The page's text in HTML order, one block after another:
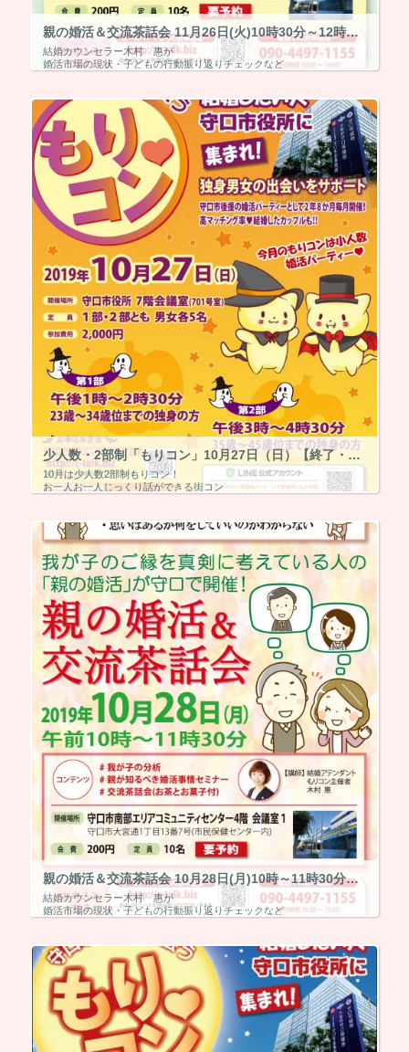
親の婚活＆交流茶話会 11月26日(火)10時30分～12時【終了】
結婚カウンセラー木村 惠が
婚活市場の現状・子どもの行動振り返りチェックなど
少人数・2部制「もりコン」10月27日（日）【終了・マッチング7組】
10月は少人数2部制もりコン！
お一人お一人じっくり話ができる街コン
親の婚活＆交流茶話会 10月28日(月)10時～11時30分【終了】
結婚カウンセラー木村 惠が
婚活市場の現状・子どもの行動振り返りチェックなど